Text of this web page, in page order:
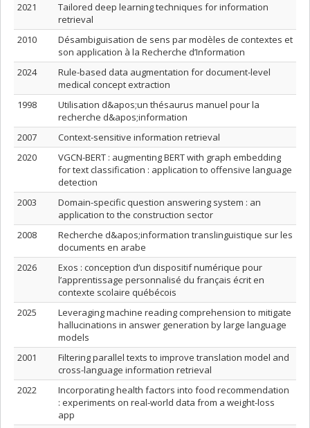
2021
Tailored deep learning techniques for information
retrieval
2010
Désambiguisation de sens par modèles de contextes et
son application à la Recherche d’Information
2024
Rule-based data augmentation for document-level
medical concept extraction
1998
Utilisation d&apos;un thésaurus manuel pour la
recherche d&apos;information
2007
Context-sensitive information retrieval
2020
VGCN-BERT : augmenting BERT with graph embedding
for text classification : application to offensive language
detection
2003
Domain-specific question answering system : an
application to the construction sector
2008
Recherche d&apos;information translinguistique sur les
documents en arabe
2026
Exos : conception d’un dispositif numérique pour
l’apprentissage personnalisé du français écrit en
contexte scolaire québécois
2025
Leveraging machine reading comprehension to mitigate
hallucinations in answer generation by large language
models
2001
Filtering parallel texts to improve translation model and
cross-language information retrieval
2022
Incorporating health factors into food recommendation
: experiments on real-world data from a weight-loss
app